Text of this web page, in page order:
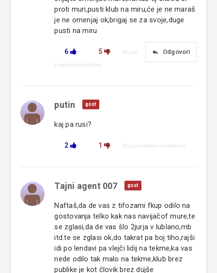
proti muri,pusti klub na miru,će je ne maraš
je ne omenjaj ok,brigaj se za svoje,duge
pusti na miru
6 5 reply Odgovori
Prijavi
neprimerno vsebino
putin gost
kaj pa rusi?
2 1 Prijavi neprimerno vsebino
Tajni agent 007 gost
Naftaš,da de vas z tifozami fkup odilo na
gostovanja telko kak nas navijačof mure,te
se zglasi,da de vas šlo 2jurja v lublano,mb
itd.te se zglasi ok,do takrat pa boj tiho,rajši
idi po lendavi pa vlejči lidij na tekme,ka vas
nede odilo tak malo na tekme,klub brez
publike je kot človik brez düjše